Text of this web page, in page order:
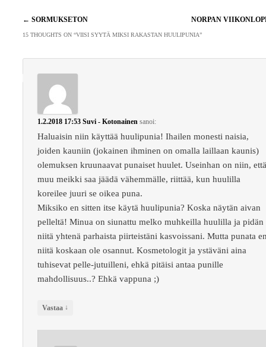
Artikkelien
selaus
← SORMUKSETON NORPAN
15 THOUGHTS ON “VIISI SYYTÄ MIKSI RAKASTAN HUULIPUNIA”
1.2.2018 17:53 Suvi - Kotonainen sanoi:
Haluaisin niin käyttää huulipunia! Ihailen monesti naisia,
joiden kauniin (jokainen ihminen on omalla laillaan kaunis)
olemuksen kruunaavat punaiset huulet. Useinhan on niin,
muu meikki saa jäädä vähemmälle, riittää, kun huulilla
koreilee juuri se oikea puna.
Miksiko en sitten itse käytä huulipunia? Koska näytän aivan
pelleltä! Minua on siunattu melko muhkeilla huulilla ja pidän
niitä yhtenä parhaista piirteistäni kasvoissani. Mutta punata
niitä koskaan ole osannut. Kosmetologit ja ystäväni aina
tuhisevat pelle-jutuilleni, ehkä pitäisi antaa punille
mahdollisuus..? Ehkä vappuna ;)
Vastaa ↓